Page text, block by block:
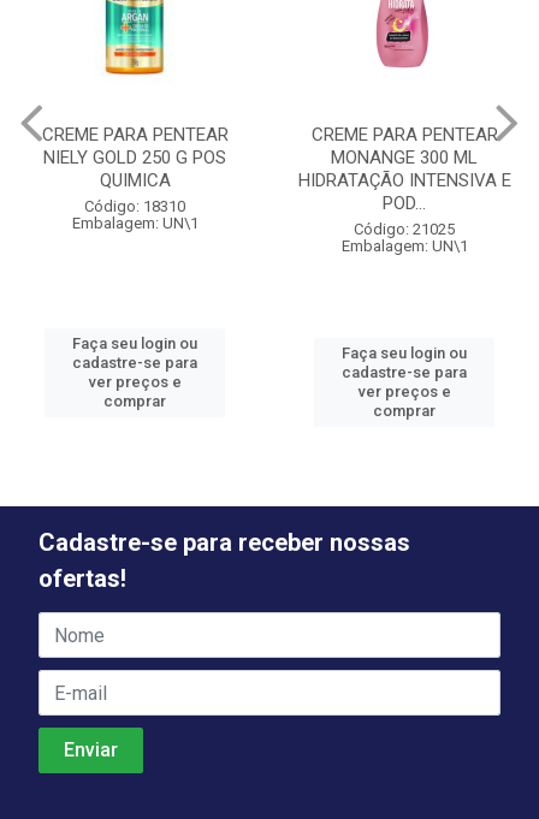
CREME PARA PENTEAR
NIELY GOLD 250 G POS
QUIMICA
Código: 18310
Embalagem: UN\1
Faça seu login ou
cadastre-se para
ver preços e
comprar
CREME PARA PENTEAR
MONANGE 300 ML
HIDRATAÇÃO INTENSIVA E
POD...
Código: 21025
Embalagem: UN\1
Faça seu login ou
cadastre-se para
ver preços e
comprar
Cadastre-se para receber nossas
ofertas!